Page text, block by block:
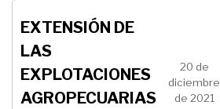
EXTENSIÓN DE
LAS
EXPLOTACIONES
AGROPECUARIAS
20 de
diciembre
de 2021